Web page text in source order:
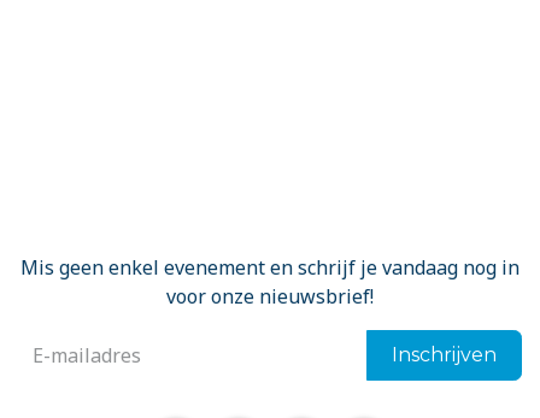
Mis geen enkel evenement en schrijf je vandaag nog in
voor onze nieuwsbrief!
Inschrijven